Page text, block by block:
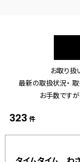
お取り扱
最新の取扱状況・ 取
お手数です
323 件